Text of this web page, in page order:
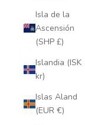
Isla de la
Ascensión
(SHP £)
Islandia (ISK
kr)
Islas Aland
(EUR €)